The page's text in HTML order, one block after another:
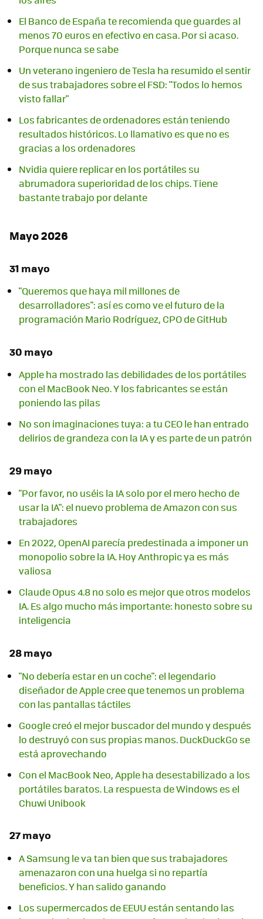
El Banco de España te recomienda que guardes al
menos 70 euros en efectivo en casa. Por si acaso.
Porque nunca se sabe
Un veterano ingeniero de Tesla ha resumido el sentir
de sus trabajadores sobre el FSD: "Todos lo hemos
visto fallar"
Los fabricantes de ordenadores están teniendo
resultados históricos. Lo llamativo es que no es
gracias a los ordenadores
Nvidia quiere replicar en los portátiles su
abrumadora superioridad de los chips. Tiene
bastante trabajo por delante
Mayo 2026
31 mayo
"Queremos que haya mil millones de
desarrolladores": así es como ve el futuro de la
programación Mario Rodríguez, CPO de GitHub
30 mayo
Apple ha mostrado las debilidades de los portátiles
con el MacBook Neo. Y los fabricantes se están
poniendo las pilas
No son imaginaciones tuya: a tu CEO le han entrado
delirios de grandeza con la IA y es parte de un patrón
29 mayo
"Por favor, no uséis la IA solo por el mero hecho de
usar la IA": el nuevo problema de Amazon con sus
trabajadores
En 2022, OpenAI parecía predestinada a imponer un
monopolio sobre la IA. Hoy Anthropic ya es más
valiosa
Claude Opus 4.8 no solo es mejor que otros modelos
IA. Es algo mucho más importante: honesto sobre su
inteligencia
28 mayo
"No debería estar en un coche": el legendario
diseñador de Apple cree que tenemos un problema
con las pantallas táctiles
Google creó el mejor buscador del mundo y después
lo destruyó con sus propias manos. DuckDuckGo se
está aprovechando
Con el MacBook Neo, Apple ha desestabilizado a los
portátiles baratos. La respuesta de Windows es el
Chuwi Unibook
27 mayo
A Samsung le va tan bien que sus trabajadores
amenazaron con una huelga si no repartía
beneficios. Y han salido ganando
Los supermercados de EEUU están sentando las